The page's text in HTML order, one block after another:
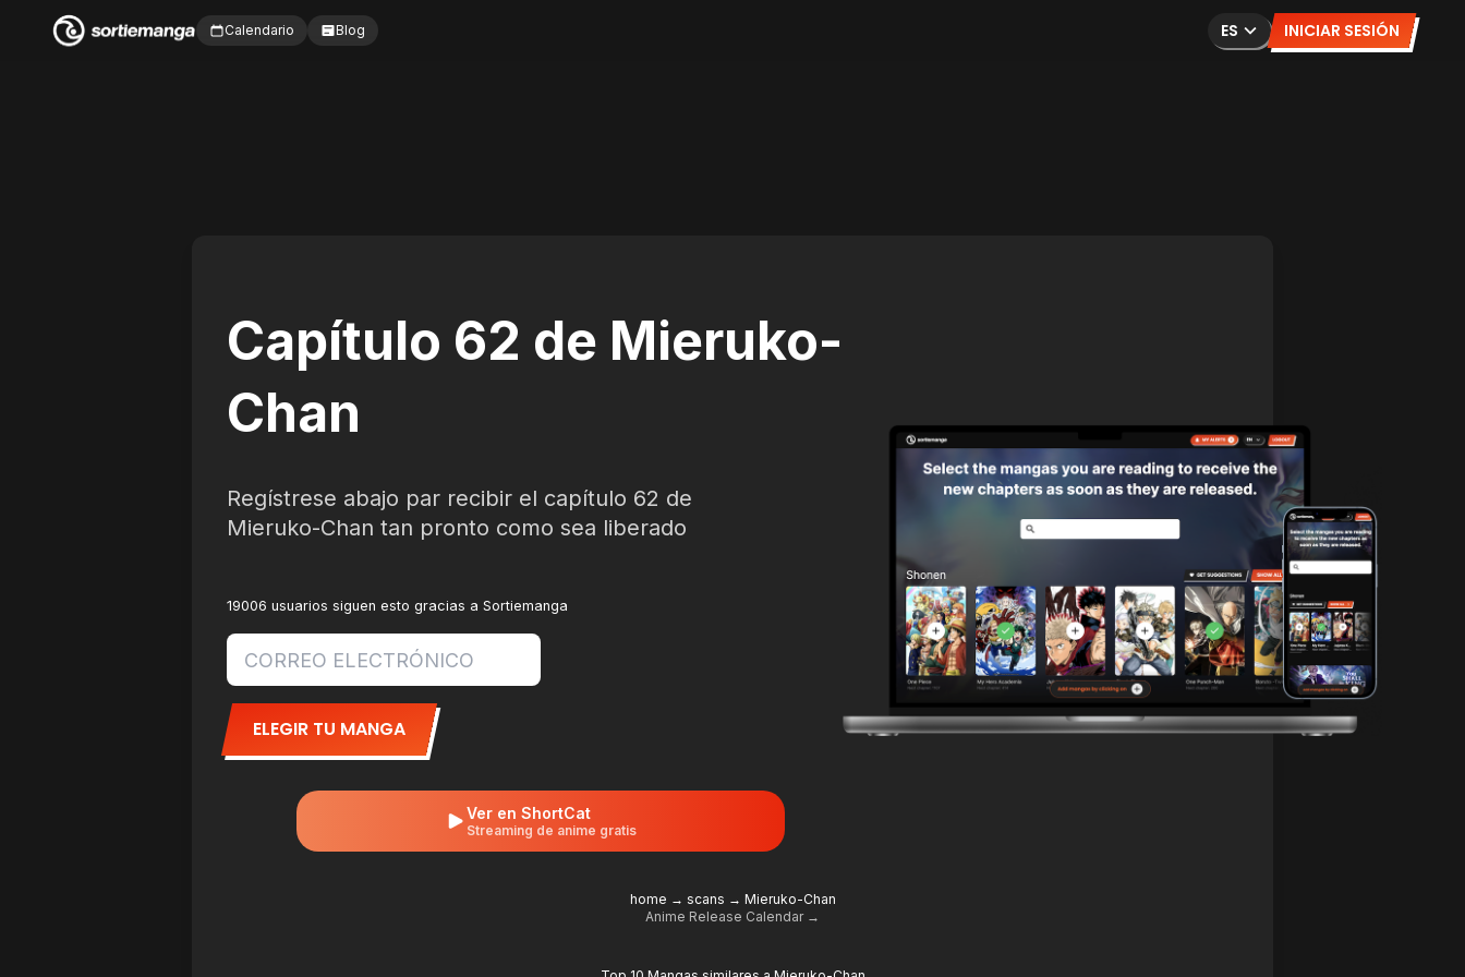
Calendario Blog ES INICIAR SESIÓN
Capítulo 62 de Mieruko-
Chan
Regístrese abajo par recibir el capítulo 62 de
Mieruko-Chan tan pronto como sea liberado
19006 usuarios siguen esto gracias a Sortiemanga
ELEGIR TU MANGA
Ver en ShortCat
Streaming de anime gratis
home → scans → Mieruko-Chan
Anime Release Calendar →